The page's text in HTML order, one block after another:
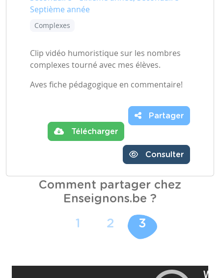
Septième année
Complexes
Clip vidéo humoristique sur les nombres
complexes tourné avec mes élèves.
Aves fiche pédagogique en commentaire!
Télécharger
Partager
Consulter
Comment partager chez
Enseignons.be ?
1 2 3